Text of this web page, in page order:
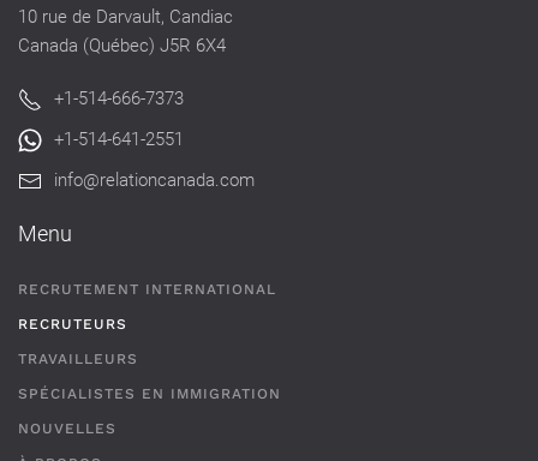
10 rue de Darvault, Candiac
Canada (Québec) J5R 6X4
+1-514-666-7373
+1-514-641-2551
info@relationcanada.com
Menu
RECRUTEMENT INTERNATIONAL
RECRUTEURS
TRAVAILLEURS
SPÉCIALISTES EN IMMIGRATION
NOUVELLES